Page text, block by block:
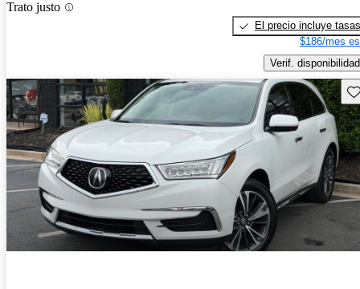
Trato justo
El precio incluye tasas
$186/mes
Verif. disponibilidad